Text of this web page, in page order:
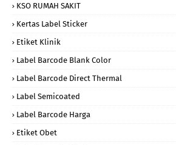
KSO RUMAH SAKIT
Kertas Label Sticker
Etiket Klinik
Label Barcode Blank Color
Label Barcode Direct Thermal
Label Semicoated
Label Barcode Harga
Etiket Obet